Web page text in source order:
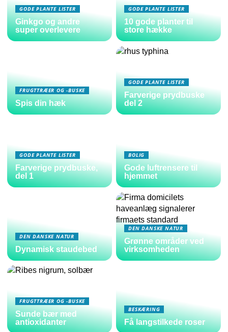
GODE PLANTE LISTER
Ginkgo og andre
super overlevere
GODE PLANTE LISTER
10 gode planter til
store hække
FRUGTTRÆER OG -BUSKE
Spis din hæk
GODE PLANTE LISTER
Farverige prydbuske
del 2
GODE PLANTE LISTER
Farverige prydbuske,
del 1
BOLIG
Gode luftrensere til
hjemmet
DEN DANSKE NATUR
Dynamisk staudebed
DEN DANSKE NATUR
Grønne områder ved
virksomheden
FRUGTTRÆER OG -BUSKE
Sunde bær med
antioxidanter
BESKÆRING
Få langstilkede roser